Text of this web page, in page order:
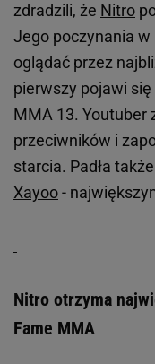
zdradzili, że Nitro
Jego poczynania
oglądać przez
pierwszy pojawi
MMA 13. Youtuber
przeciwników i
starcia. Padła
Xayoo-
Nitro otrzyma
Fame MMA